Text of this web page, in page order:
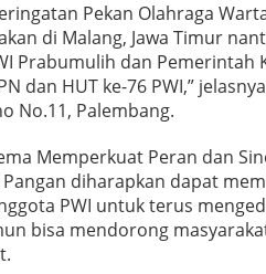
Pekan Olahraga
di Malang, Jawa Timur
Prabumulih dan Pemerintah
dan HUT ke-76 PWI,”
No.11, Palembang.
Memperkuat Peran dan
diharapkan dapat
PWI untuk terus
bisa mendorong